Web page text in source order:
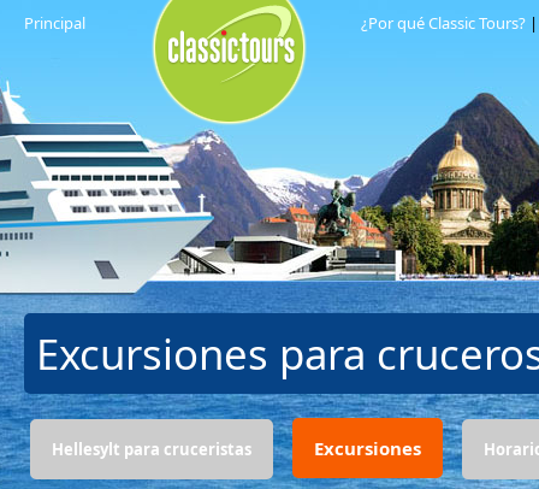
Principal ¿Por qué Classic Tours?
Excursiones para
Hellesylt para cruceristas Excursiones